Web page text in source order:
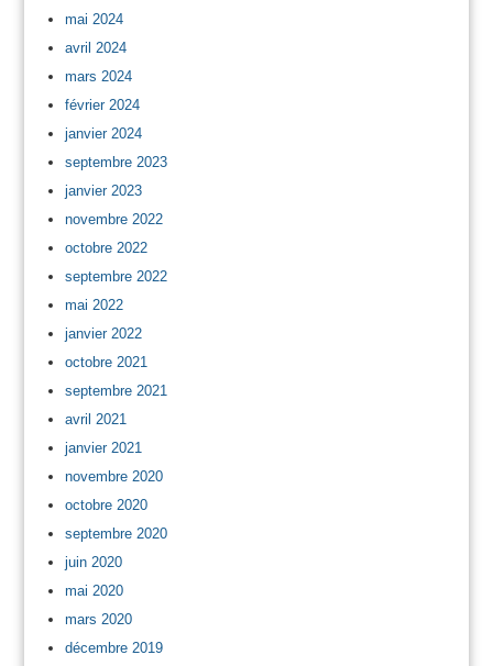
mai 2024
avril 2024
mars 2024
février 2024
janvier 2024
septembre 2023
janvier 2023
novembre 2022
octobre 2022
septembre 2022
mai 2022
janvier 2022
octobre 2021
septembre 2021
avril 2021
janvier 2021
novembre 2020
octobre 2020
septembre 2020
juin 2020
mai 2020
mars 2020
décembre 2019